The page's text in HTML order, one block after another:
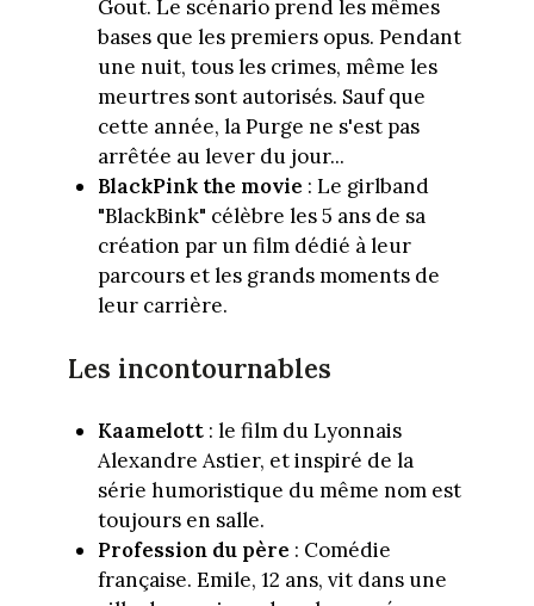
Gout. Le scénario prend les mêmes
bases que les premiers opus. Pendant
une nuit, tous les crimes, même les
meurtres sont autorisés. Sauf que
cette année, la Purge ne s'est pas
arrêtée au lever du jour...
BlackPink the movie : Le girlband
"BlackBink" célèbre les 5 ans de sa
création par un film dédié à leur
parcours et les grands moments de
leur carrière.
Les incontournables
Kaamelott : le film du Lyonnais
Alexandre Astier, et inspiré de la
série humoristique du même nom est
toujours en salle.
Profession du père : Comédie
française. Emile, 12 ans, vit dans une